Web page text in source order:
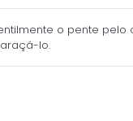
o pente pelo
lo.